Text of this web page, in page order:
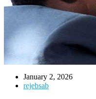
January 2, 2026
rejebsab